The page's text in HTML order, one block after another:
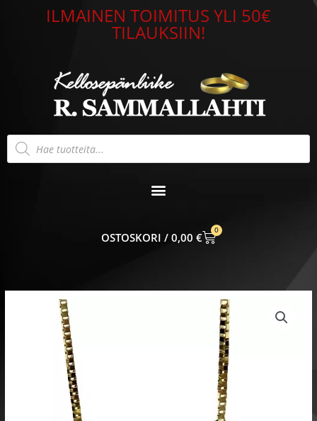
ILMAINEN TOIMITUS YLI 50€
TILAUKSIIN!
Products
search
0,00 €
0
CART
Riipusketju